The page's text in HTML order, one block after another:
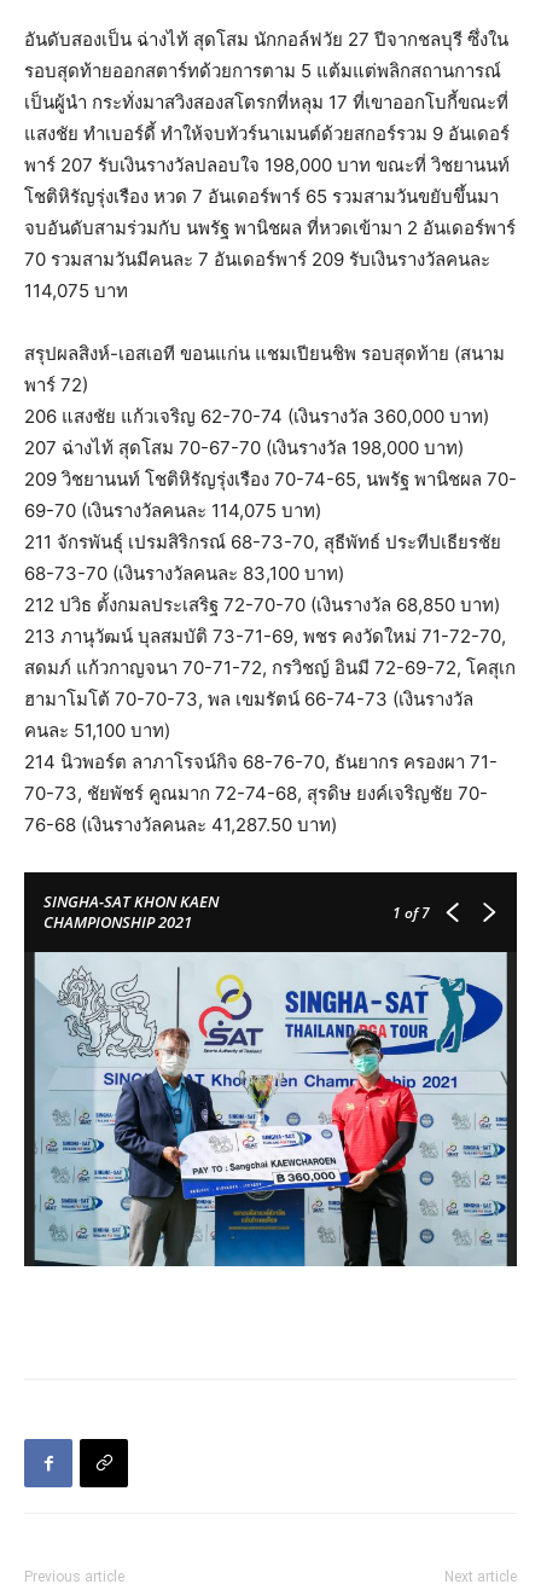
อันดับสองเป็น ฉ่างไท้ สุดโสม นักกอล์ฟวัย 27 ปีจากชลบุรี ซึ่งใน
รอบสุดท้ายออกสตาร์ทด้วยการตาม 5 แต้มแต่พลิกสถานการณ์
เป็นผู้นำ กระทั่งมาสวิงสองสโตรกที่หลุม 17 ที่เขาออกโบกี้ขณะที่
แสงชัย ทำเบอร์ดี้ ทำให้จบทัวร์นาเมนต์ด้วยสกอร์รวม 9 อันเดอร์
พาร์ 207 รับเงินรางวัลปลอบใจ 198,000 บาท ขณะที่ วิชยานนท์
โชติหิรัญรุ่งเรือง หวด 7 อันเดอร์พาร์ 65 รวมสามวันขยับขึ้นมา
จบอันดับสามร่วมกับ นพรัฐ พานิชผล ที่หวดเข้ามา 2 อันเดอร์พาร์
70 รวมสามวันมีคนละ 7 อันเดอร์พาร์ 209 รับเงินรางวัลคนละ
114,075 บาท
สรุปผลสิงห์-เอสเอที ขอนแก่น แชมเปียนชิพ รอบสุดท้าย (สนาม
พาร์ 72)
206 แสงชัย แก้วเจริญ 62-70-74 (เงินรางวัล 360,000 บาท)
207 ฉ่างไท้ สุดโสม 70-67-70 (เงินรางวัล 198,000 บาท)
209 วิชยานนท์ โชติหิรัญรุ่งเรือง 70-74-65, นพรัฐ พานิชผล 70-
69-70 (เงินรางวัลคนละ 114,075 บาท)
211 จักรพันธุ์ เปรมสิริกรณ์ 68-73-70, สุธีพัทธ์ ประทีปเธียรชัย
68-73-70 (เงินรางวัลคนละ 83,100 บาท)
212 ปวิธ ตั้งกมลประเสริฐ 72-70-70 (เงินรางวัล 68,850 บาท)
213 ภานุวัฒน์ บุลสมบัติ 73-71-69, พชร คงวัดใหม่ 71-72-70,
สดมภ์ แก้วกาญจนา 70-71-72, กรวิชญ์ อินมี 72-69-72, โคสุเก
ฮามาโมโต้ 70-70-73, พล เขมรัตน์ 66-74-73 (เงินรางวัล
คนละ 51,100 บาท)
214 นิวพอร์ต ลาภาโรจน์กิจ 68-76-70, ธันยากร ครองผา 71-
70-73, ชัยพัชร์ คูณมาก 72-74-68, สุรดิษ ยงค์เจริญชัย 70-
76-68 (เงินรางวัลคนละ 41,287.50 บาท)
SINGHA-SAT KHON KAEN
CHAMPIONSHIP 2021
1 of 7
Previous article Next article